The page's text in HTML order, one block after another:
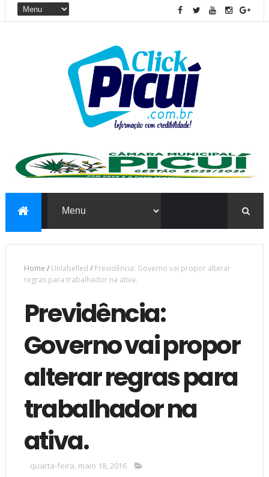
Home /Unlabelled / Previdência: Governo vai propor alterar
regras para trabalhador na ativa.
Previdência:
Governo vai propor
alterar regras para
trabalhador na
ativa.
quarta-feira, maio 18, 2016